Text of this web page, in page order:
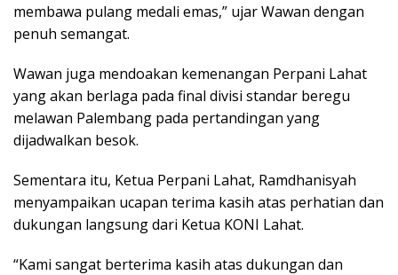
membawa pulang medali emas,” ujar Wawan dengan
penuh semangat.
Wawan juga mendoakan kemenangan Perpani Lahat
yang akan berlaga pada final divisi standar beregu
melawan Palembang pada pertandingan yang
dijadwalkan besok.
Sementara itu, Ketua Perpani Lahat, Ramdhanisyah
menyampaikan ucapan terima kasih atas perhatian dan
dukungan langsung dari Ketua KONI Lahat.
“Kami sangat berterima kasih atas dukungan dan